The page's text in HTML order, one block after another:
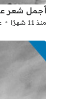
أجمل شعر عن
منذ 11 شهرًا